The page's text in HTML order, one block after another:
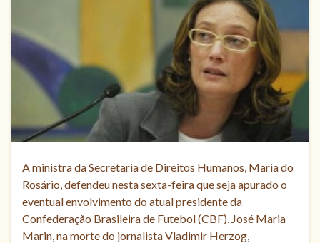
A ministra da Secretaria de Direitos Humanos, Maria do
Rosário, defendeu nesta sexta-feira que seja apurado o
eventual envolvimento do atual presidente da
Confederação Brasileira de Futebol (CBF), José Maria
Marin, na morte do jornalista Vladimir Herzog,